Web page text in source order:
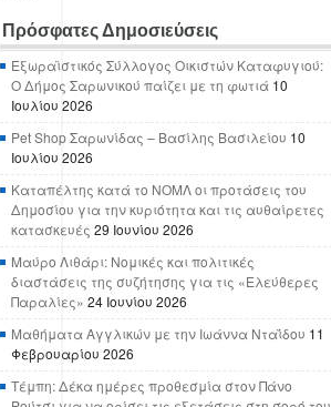
Πρόσφατες Δημοσιεύσεις
Εξωραϊστικός Σύλλογος Οικιστών Καταφυγιού:
Ο Δήμος Σαρωνικού παίζει με τη φωτιά 10
Ιουλίου 2026
Pet Shop Σαρωνίδας – Βασίλης Βασιλείου 10
Ιουλίου 2026
Καταπέλτης κατά το ΝΟΜΛ οι προτάσεις του
Δημοσίου για την κυριότητα και τις αυθαίρετες
κατασκευές 29 Ιουνίου 2026
Μαύρο Λιθάρι: Νομικές και πολιτικές
διαστάσεις της συζήτησης για τις «Ελεύθερες
Παραλίες» 24 Ιουνίου 2026
Μαθήματα Αγγλικών με την Ιωάννα Νταΐδου 11
Φεβρουαρίου 2026
Τέμπη: Δέκα ημέρες προθεσμία στον Πάνο